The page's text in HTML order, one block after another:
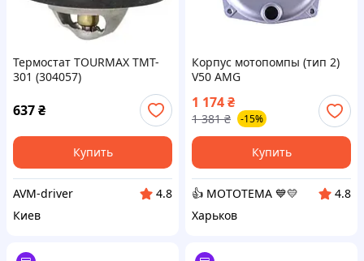
Термостат TOURMAX TMT-
301 (304057)
637₴
Купить
AVM-driver
4.8
Киев
Корпус мотопомпы (тип 2)
V50 AMG
1 174₴
1 381 ₴ -15%
Купить
👍 МОТОТЕМА 💙💛
4.8
Харьков